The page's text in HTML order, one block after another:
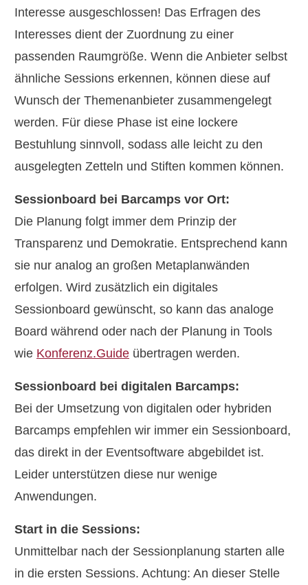
Interesse ausgeschlossen! Das Erfragen des
Interesses dient der Zuordnung zu einer
passenden Raumgröße. Wenn die Anbieter selbst
ähnliche Sessions erkennen, können diese auf
Wunsch der Themenanbieter zusammengelegt
werden. Für diese Phase ist eine lockere
Bestuhlung sinnvoll, sodass alle leicht zu den
ausgelegten Zetteln und Stiften kommen können.
Sessionboard bei Barcamps vor Ort:
Die Planung folgt immer dem Prinzip der
Transparenz und Demokratie. Entsprechend kann
sie nur analog an großen Metaplanwänden
erfolgen. Wird zusätzlich ein digitales
Sessionboard gewünscht, so kann das analoge
Board während oder nach der Planung in Tools
wie Konferenz.Guide übertragen werden.
Sessionboard bei digitalen Barcamps:
Bei der Umsetzung von digitalen oder hybriden
Barcamps empfehlen wir immer ein Sessionboard,
das direkt in der Eventsoftware abgebildet ist.
Leider unterstützen diese nur wenige
Anwendungen.
Start in die Sessions:
Unmittelbar nach der Sessionplanung starten alle
in die ersten Sessions. Achtung: An dieser Stelle